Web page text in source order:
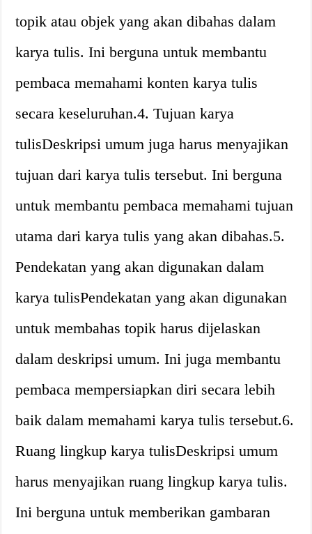
topik atau objek yang akan dibahas dalam
karya tulis. Ini berguna untuk membantu
pembaca memahami konten karya tulis
secara keseluruhan.4. Tujuan karya
tulisDeskripsi umum juga harus menyajikan
tujuan dari karya tulis tersebut. Ini berguna
untuk membantu pembaca memahami tujuan
utama dari karya tulis yang akan dibahas.5.
Pendekatan yang akan digunakan dalam
karya tulisPendekatan yang akan digunakan
untuk membahas topik harus dijelaskan
dalam deskripsi umum. Ini juga membantu
pembaca mempersiapkan diri secara lebih
baik dalam memahami karya tulis tersebut.6.
Ruang lingkup karya tulisDeskripsi umum
harus menyajikan ruang lingkup karya tulis.
Ini berguna untuk memberikan gambaran